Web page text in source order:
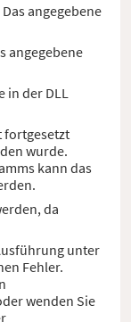
angegebene
angegebene
der DLL
fortgesetzt
wurde.
kann das
da
unter
Fehler.
wenden Sie